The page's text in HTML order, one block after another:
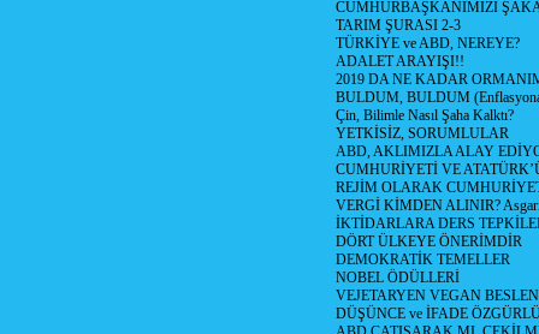
CUMHURBAŞKANIMIZI
TARIM ŞURASI 2-3
TÜRKİYE ve ABD, NEREYE?
ADALET ARAYIŞI!!
2019 DA NE KADAR
BULDUM, BULDUM
Çin, Bilimle Nasıl Şaha Kalktı?
YETKİSİZ, SORUMLULAR
ABD, AKLIMIZLA ALAY
CUMHURİYETİ VE
REJİM OLARAK
VERGİ KİMDEN ALINIR?
İKTİDARLARA DERS
DÖRT ÜLKEYE ÖNERİMDİR
DEMOKRATİK TEMELLER
NOBEL ÖDÜLLERİ
VEJETARYEN VEGAN
DÜŞÜNCE ve İFADE